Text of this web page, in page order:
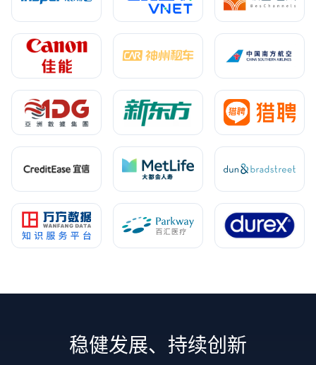
稳健发展、持续创新